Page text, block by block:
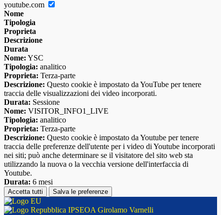
youtube.com
Nome
Tipologia
Proprieta
Descrizione
Durata
Nome: YSC
Tipologia: analitico
Proprieta: Terza-parte
Descrizione: Questo cookie è impostato da YouTube per tenere
traccia delle visualizzazioni dei video incorporati.
Durata: Sessione
Nome: VISITOR_INFO1_LIVE
Tipologia: analitico
Proprieta: Terza-parte
Descrizione: Questo cookie è impostato da Youtube per tenere
traccia delle preferenze dell'utente per i video di Youtube incorporati
nei siti; può anche determinare se il visitatore del sito web sta
utilizzando la nuova o la vecchia versione dell'interfaccia di
Youtube.
Durata: 6 mesi
Accetta tutti Salva le preferenze
IPSEOA Girolamo Varnelli